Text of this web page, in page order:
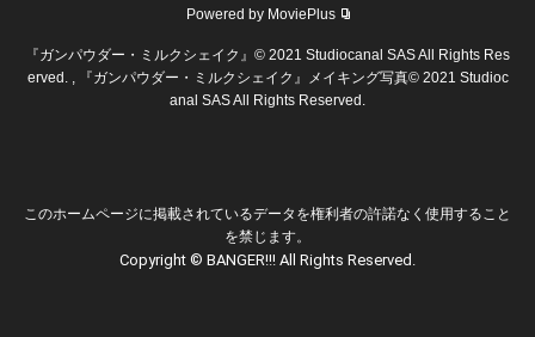
Powered by MoviePlus
『ガンパウダー・ミルクシェイク』© 2021 Studiocanal SAS All Rights Res
erved. , 『ガンパウダー・ミルクシェイク』メイキング写真© 2021 Studioc
anal SAS All Rights Reserved.
このホームページに掲載されているデータを権利者の許諾なく使用すること
を禁じます。
Copyright © BANGER!!! All Rights Reserved.